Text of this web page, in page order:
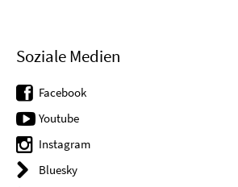
Soziale Medien
Facebook
Youtube
Instagram
Bluesky